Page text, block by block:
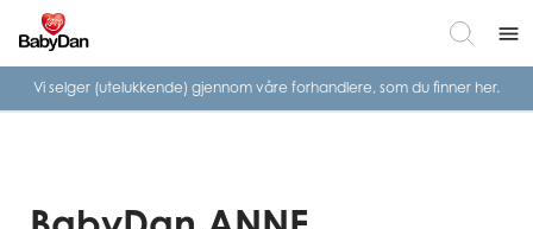
menu
Vi selger (utelukkende) gjennom våre forhandlere, som du finner her.